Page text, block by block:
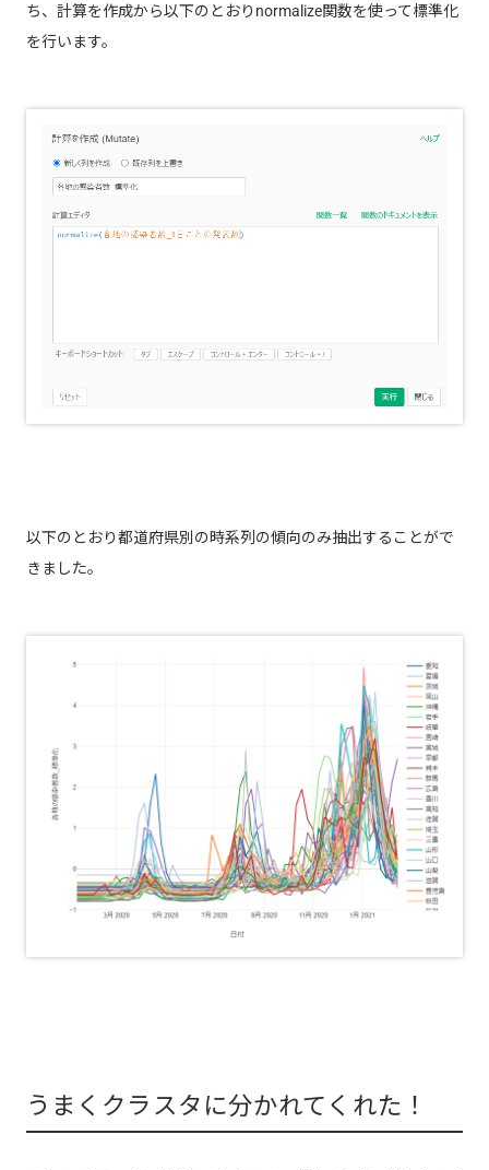
ち、計算を作成から以下のとおりnormalize関数を使って標準化
を行います。
以下のとおり都道府県別の時系列の傾向のみ抽出することがで
きました。
うまくクラスタに分かれてくれた！